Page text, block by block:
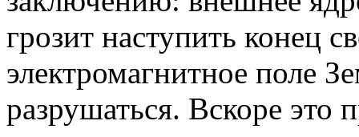
грозит наступить конец
электромагнитное поле
разрушаться. Вскоре это